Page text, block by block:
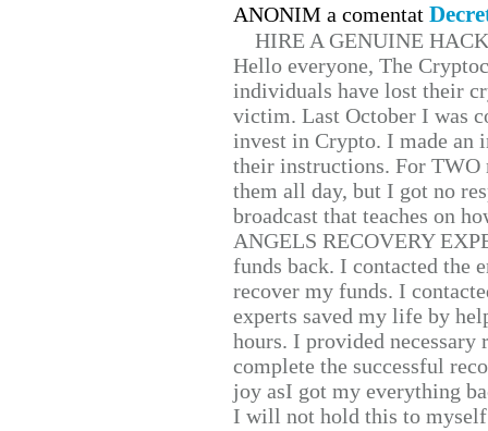
ANONIM a comentat
HIRE A GENUINE
Hello everyone, The
individuals have lost their
victim. Last October I was
invest in Crypto. I made
their instructions. For TWO
them all day, but I got no
broadcast that teaches on
ANGELS RECOVERY
funds back. I contacted the
recover my funds. I
experts saved my life by
hours. I provided
complete the successful
joy asI got my everything
I will not hold this to